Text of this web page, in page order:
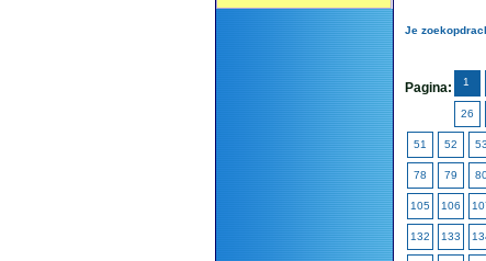
Je
Pagina: 1
26
51 52 53
78 79
105 106
132 133